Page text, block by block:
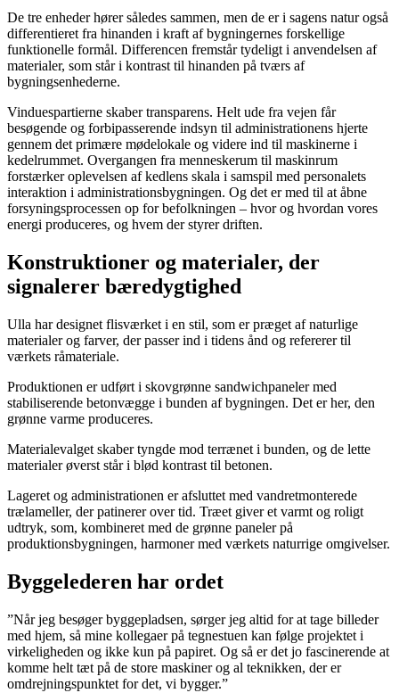
De tre enheder hører således sammen, men de er i sagens natur også
differentieret fra hinanden i kraft af bygningernes forskellige
funktionelle formål. Differencen fremstår tydeligt i anvendelsen af
materialer, som står i kontrast til hinanden på tværs af
bygningsenhederne.
Vinduespartierne skaber transparens. Helt ude fra vejen får
besøgende og forbipasserende indsyn til administrationens hjerte
gennem det primære mødelokale og videre ind til maskinerne i
kedelrummet. Overgangen fra menneskerum til maskinrum
forstærker oplevelsen af kedlens skala i samspil med personalets
interaktion i administrationsbygningen. Og det er med til at åbne
forsyningsprocessen op for befolkningen – hvor og hvordan vores
energi produceres, og hvem der styrer driften.
Konstruktioner og materialer, der
signalerer bæredygtighed
Ulla har designet flisværket i en stil, som er præget af naturlige
materialer og farver, der passer ind i tidens ånd og refererer til
værkets råmateriale.
Produktionen er udført i skovgrønne sandwichpaneler med
stabiliserende betonvægge i bunden af bygningen. Det er her, den
grønne varme produceres.
Materialevalget skaber tyngde mod terrænet i bunden, og de lette
materialer øverst står i blød kontrast til betonen.
Lageret og administrationen er afsluttet med vandretmonterede
trælameller, der patinerer over tid. Træet giver et varmt og roligt
udtryk, som, kombineret med de grønne paneler på
produktionsbygningen, harmoner med værkets naturrige omgivelser.
Byggelederen har ordet
”Når jeg besøger byggepladsen, sørger jeg altid for at tage billeder
med hjem, så mine kollegaer på tegnestuen kan følge projektet i
virkeligheden og ikke kun på papiret. Og så er det jo fascinerende at
komme helt tæt på de store maskiner og al teknikken, der er
omdrejningspunktet for det, vi bygger.”